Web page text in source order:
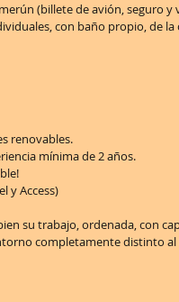
(billete de avión, seguro y
con baño propio, de la
renovables.
mínima de 2 años.
y Access)
su trabajo, ordenada, con
completamente distinto